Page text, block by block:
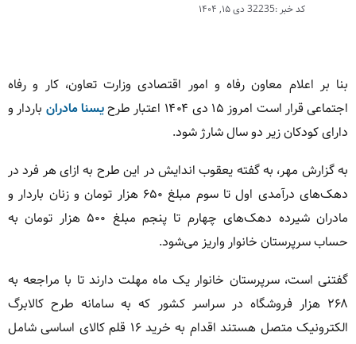
کد خبر :32235 دی ۱۵, ۱۴۰۴
بنا بر اعلام معاون رفاه و امور اقتصادی وزارت تعاون، کار و رفاه
اجتماعی قرار است امروز ۱۵ دی ۱۴۰۴ اعتبار طرح
یسنا مادران باردار و
دارای کودکان زیر دو سال شارژ شود.
به گزارش مهر، به گفته یعقوب اندایش در این طرح به ازای هر فرد در
دهک‌های درآمدی اول تا سوم مبلغ ۶۵۰ هزار تومان و زنان باردار و
مادران شیرده دهک‌های چهارم تا پنجم مبلغ ۵۰۰ هزار تومان به
حساب سرپرستان خانوار واریز می‌شود.
گفتنی است، سرپرستان خانوار یک ماه مهلت دارند تا با مراجعه به
۲۶۸ هزار فروشگاه در سراسر کشور که به سامانه طرح کالابرگ
الکترونیک متصل هستند اقدام به خرید ۱۶ قلم کالای اساسی شامل